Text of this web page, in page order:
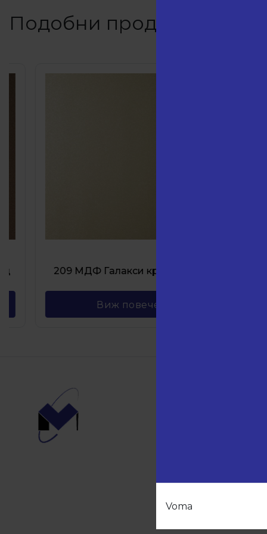
Voma
Подобни продукти
209 МДФ Галакси крем гланц
Виж повече